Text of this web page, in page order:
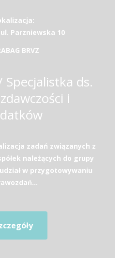
Parzniewska 10
BRVZ
Specjalistka ds.
i
zadań związanych z
należących do grupy
w przygotowywaniu